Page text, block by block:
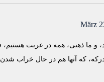
März
ما ذهنی، همه در غربت هستیم،